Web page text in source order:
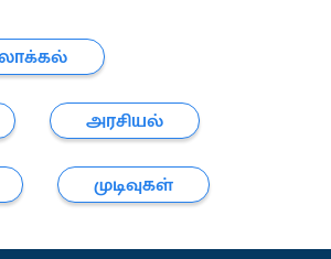
அரசியல்
முடிவுகள்